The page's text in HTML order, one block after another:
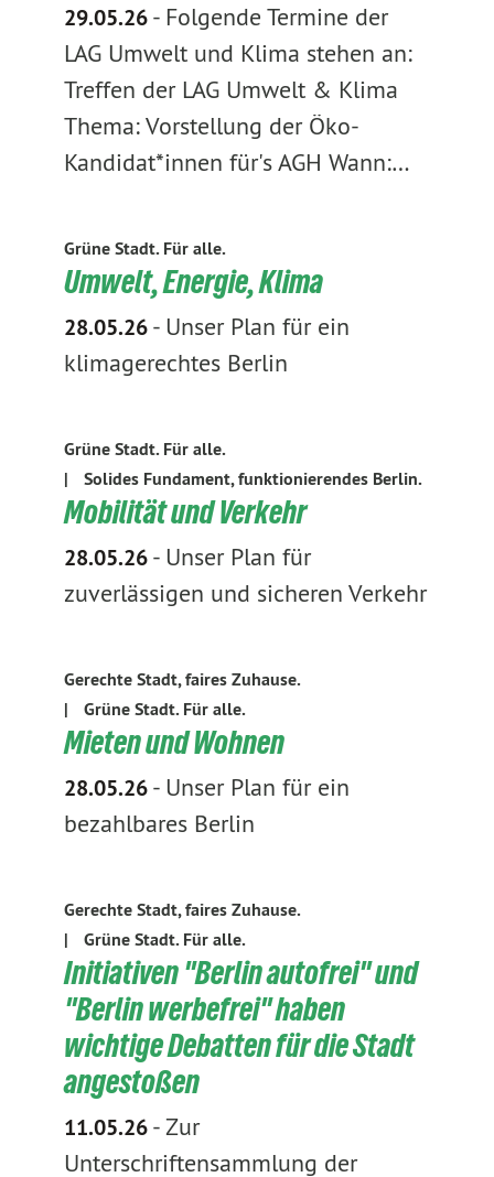
29.05.26- Folgende Termine der
LAG Umwelt und Klima stehen an:
Treffen der LAG Umwelt & Klima
Thema: Vorstellung der Öko-
Kandidat*innen für's AGH Wann:…
Grüne Stadt. Für alle.
Umwelt, Energie, Klima
28.05.26- Unser Plan für ein
klimagerechtes Berlin
Grüne Stadt. Für alle.
|
Solides Fundament, funktionierendes Berlin.
Mobilität und Verkehr
28.05.26- Unser Plan für
zuverlässigen und sicheren Verkehr
Gerechte Stadt, faires Zuhause.
|
Grüne Stadt. Für alle.
Mieten und Wohnen
28.05.26- Unser Plan für ein
bezahlbares Berlin
Gerechte Stadt, faires Zuhause.
|
Grüne Stadt. Für alle.
Initiativen "Berlin autofrei" und
"Berlin werbefrei" haben
wichtige Debatten für die Stadt
angestoßen
11.05.26-Zur
Unterschriftensammlung der